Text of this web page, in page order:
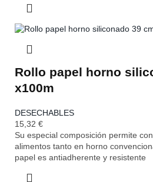
Rollo papel horno
x100m
DESECHABLES
15,32 €
Su especial composición permite
alimentos tanto en horno
papel es antiadherente y resistente